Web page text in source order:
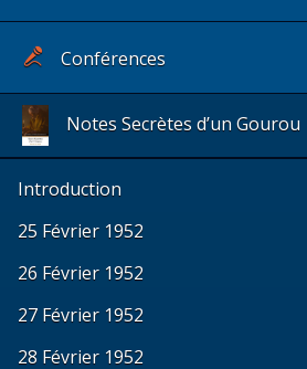
Conférences
Notes Secrètes d’un Gourou
Introduction
25 Février 1952
26 Février 1952
27 Février 1952
28 Février 1952